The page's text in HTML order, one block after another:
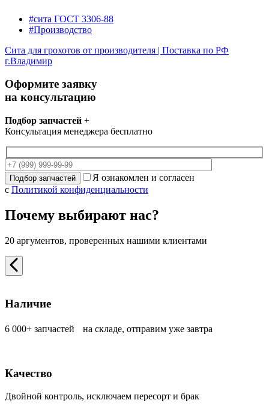
#сита ГОСТ 3306-88
#Производство
Сита для грохотов от производителя | Поставка по РФ
г.Владимир
Оформите заявку
на консультацию
Подбор запчастей +
Консультация менеджера бесплатно
Я ознакомлен и согласен
с Политикой конфиденциальности
Почему выбирают нас?
20 аргументов, проверенных нашими клиентами
Наличие
6 000+ запчастей на складе, отправим уже завтра
Качество
Двойной контроль, исключаем пересорт и брак